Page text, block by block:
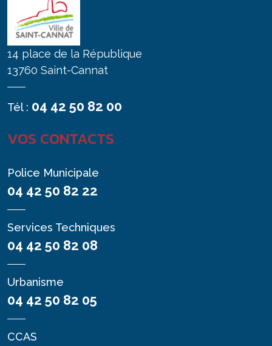
14 place de la République
13760 Saint-Cannat
Tél : 04 42 50 82 00
VOS CONTACTS
Police Municipale
04 42 50 82 22
Services Techniques
04 42 50 82 08
Urbanisme
04 42 50 82 05
CCAS